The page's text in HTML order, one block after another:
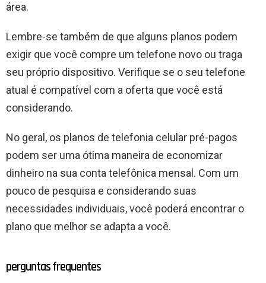
área.
Lembre-se também de que alguns planos podem
exigir que você compre um telefone novo ou traga
seu próprio dispositivo. Verifique se o seu telefone
atual é compatível com a oferta que você está
considerando.
No geral, os planos de telefonia celular pré-pagos
podem ser uma ótima maneira de economizar
dinheiro na sua conta telefônica mensal. Com um
pouco de pesquisa e considerando suas
necessidades individuais, você poderá encontrar o
plano que melhor se adapta a você.
perguntas frequentes